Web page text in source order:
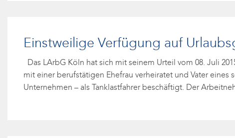
Einstweilige Verfügung auf
Das LArbG Köln hat sich mit seinem Urteil vom 08. Juli
mit einer berufstätigen Ehefrau verheiratet und Vater
Unternehmen – als Tanklastfahrer beschäftigt. Der